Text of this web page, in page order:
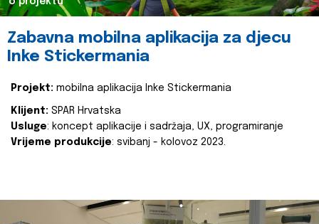
Zabavna mobilna aplikacija za djecu
Inke Stickermania
Projekt: mobilna aplikacija Inke Stickermania
Klijent: SPAR Hrvatska
Usluge: koncept aplikacije i sadržaja, UX, programiranje
Vrijeme produkcije: svibanj - kolovoz 2023.